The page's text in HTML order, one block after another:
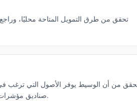
تحقق من طرق التمويل المتاحة محليًا، وراجع
من أن الوسيط يوفر الأصول التي ترغب
صناديق مؤشرات، فوركس، أو عملات رقمية.